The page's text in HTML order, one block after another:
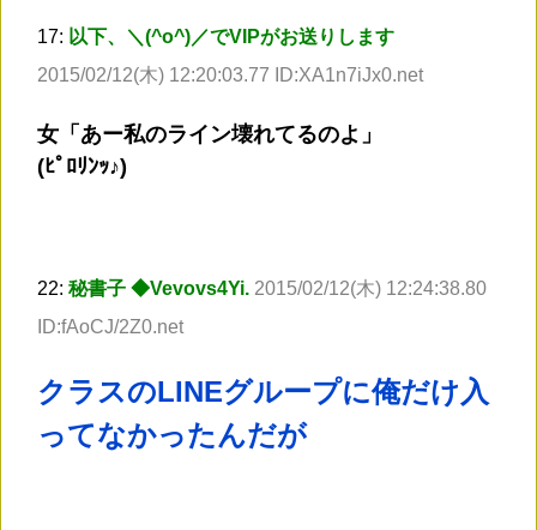
17: 以下、＼(^o^)／でVIPがお送りします
2015/02/12(木) 12:20:03.77 ID:XA1n7iJx0.net
女「あー私のライン壊れてるのよ」
(ﾋﾟﾛﾘﾝｯ♪)
22: 秘書子 ◆Vevovs4Yi. 2015/02/12(木) 12:24:38.80
ID:fAoCJ/2Z0.net
クラスのLINEグループに俺だけ入
ってなかったんだが